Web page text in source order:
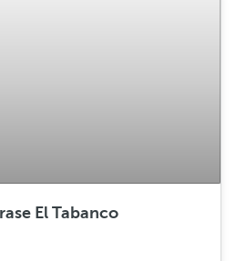
El Tabanco